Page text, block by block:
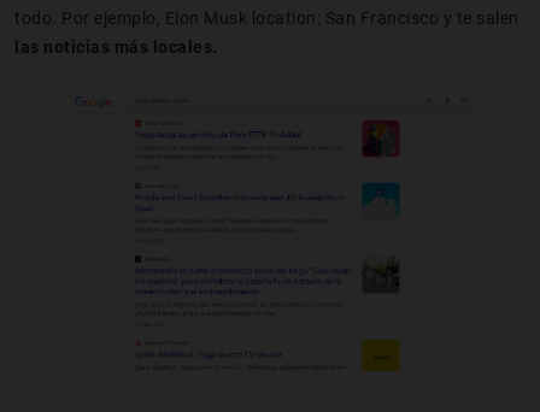
todo. Por ejemplo, Elon Musk location: San Francisco y te salen
las noticias más locales.